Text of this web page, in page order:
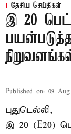
தேசிய செய்திகள்
இ 20
Published on: 09
புதுடெல்லி,
இ 20 (E20)